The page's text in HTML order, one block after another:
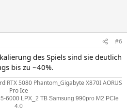
#6
des Spiels sind sie deutlich
bis zu ~40%.
RTX 5080 Phantom_Gigabyte X870I AORUS
Pro Ice
6000 LPX_2 TB Samsung 990pro M2 PCIe
4.0